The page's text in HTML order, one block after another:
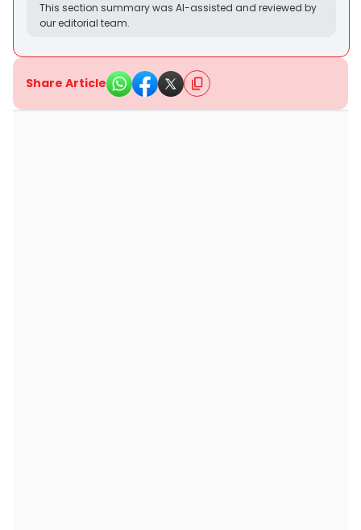
This section summary was AI-assisted and reviewed by
our editorial team.
Share Article